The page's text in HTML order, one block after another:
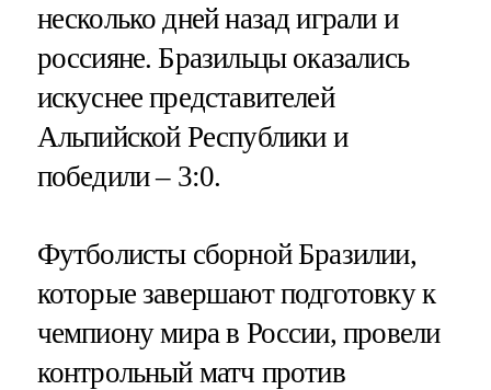
несколько дней назад играли и
россияне. Бразильцы оказались
искуснее представителей
Альпийской Республики и
победили – 3:0.
Футболисты сборной Бразилии,
которые завершают подготовку к
чемпиону мира в России, провели
контрольный матч против